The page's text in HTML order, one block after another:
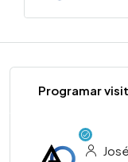
Programar